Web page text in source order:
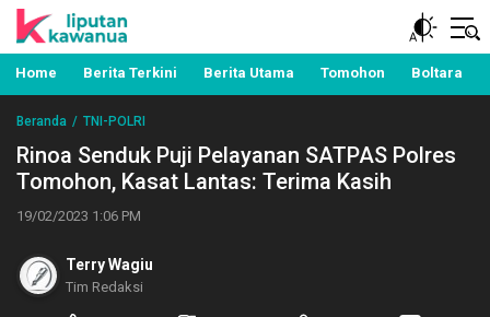
Liputan Kawanua
Berita Manado, Sulawesi Utara, Kawanua, Politik,
Pemerintahan, Hukum Kriminal dan Nasional
Home Berita Terkini Berita Utama Tomohon Boltara
Beranda TNI-POLRI
Rinoa Senduk Puji Pelayanan SATPAS Polres
Tomohon, Kasat Lantas: Terima Kasih
19/02/2023 1:06 PM
Terry Wagiu
Tim Redaksi